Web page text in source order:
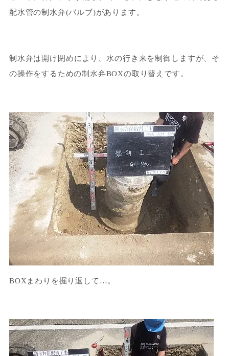
配水管の制水弁(バルブ)があります。
制水弁は開け閉めにより、水の行き来を制御しますが、そ
の操作をするための制水弁BOXの取り替えです。
BOXまわりを掘り返して…。